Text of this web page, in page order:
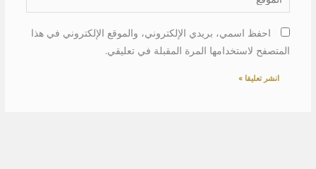
احفظ اسمي، بريدي الإلكتروني، والموقع الإلكتروني في هذا
المتصفح لاستخدامها المرة المقبلة في تعليقي.